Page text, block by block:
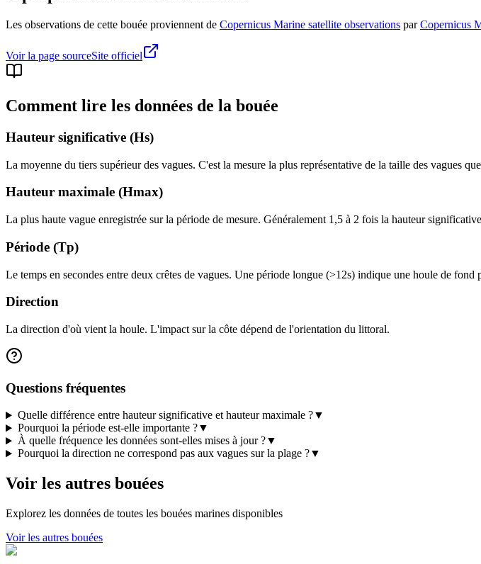
Les observations de cette bouée proviennent de Copernicus Marine satellite observations par Copernicus
Voir la page sourceSite officiel
Comment lire les données de la bouée
Hauteur significative (Hs)
La moyenne du tiers supérieur des vagues. C'est la mesure la plus représentative de la taille des vagues
Hauteur maximale (Hmax)
La plus haute vague enregistrée sur la période de mesure. Généralement 1,5 à 2 fois la hauteur
Période (Tp)
Le temps en secondes entre deux crêtes de vagues. Une période longue (>12s) indique une houle de fond
Direction
La direction d'où vient la houle. L'impact sur la côte dépend de l'orientation du littoral.
Questions fréquentes
Quelle différence entre hauteur significative et hauteur maximale ?▼
Pourquoi la période est-elle importante ?▼
À quelle fréquence les données sont-elles mises à jour ?▼
Pourquoi la direction ne correspond pas aux vagues sur la plage ?▼
Voir les autres bouées
Explorez les données de toutes les bouées marines disponibles
Voir les autres bouées